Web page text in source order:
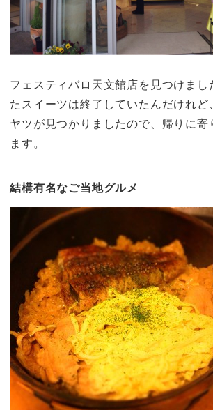
フェスティバロ天文館店を見つけまし
たスイーツは終了していたんだけれど
ヤツが見つかりましたので、帰りに寄
ます。
結構有名なご当地グルメ